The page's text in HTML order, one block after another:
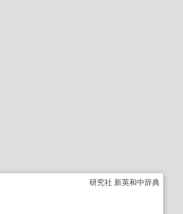
研究社 新英和中辞典